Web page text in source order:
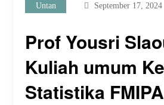
Untan September 17, 2024
Prof Yousri
Kuliah umum
Statistika